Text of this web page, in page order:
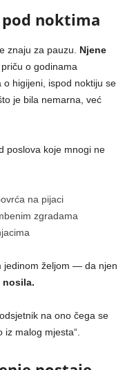
noktima
znaju za pauzu. Njene
o godinama
higijeni, ispod noktiju se
je bila nemarna, već
poslova koje mnogi ne
na pijaci
zgradama
jedinom željom — da njen
nosila.
na ono čega se
iz malog mjesta“.